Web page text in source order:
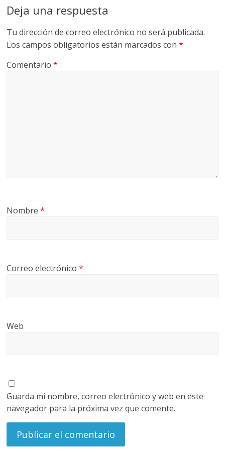
Deja una respuesta
Tu dirección de correo electrónico no será publicada.
Los campos obligatorios están marcados con*
Comentario*
Nombre*
Correo electrónico*
Web
Guarda mi nombre, correo electrónico y web en este
navegador para la próxima vez que comente.